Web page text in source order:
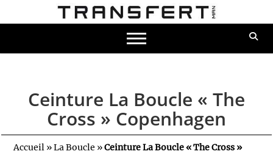
Ceinture La Boucle « The
Cross » Copenhagen
Accueil »La Boucle »Ceinture La Boucle « The Cross »